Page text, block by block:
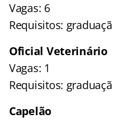
Vagas: 6
Requisitos:
Oficial Veterinário
Vagas: 1
Requisitos:
Capelão